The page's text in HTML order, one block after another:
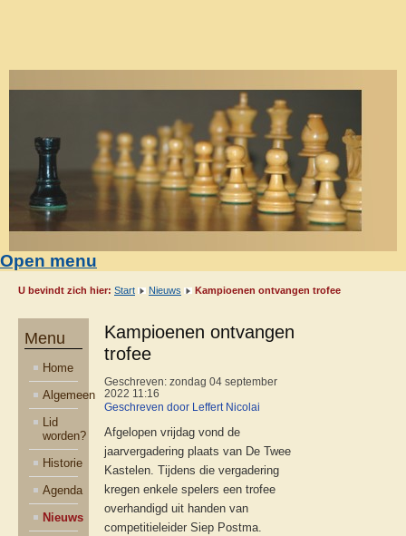
Open menu
U bevindt zich hier: Start Nieuws Kampioenen ontvangen trofee
Menu
Home
Algemeen
Lid
worden?
Historie
Agenda
Nieuws
Kampioenen ontvangen
trofee
Geschreven: zondag 04 september
2022 11:16
Geschreven door Leffert Nicolai
Afgelopen vrijdag vond de
jaarvergadering plaats van De Twee
Kastelen. Tijdens die vergadering
kregen enkele spelers een trofee
overhandigd uit handen van
competitieleider Siep Postma.